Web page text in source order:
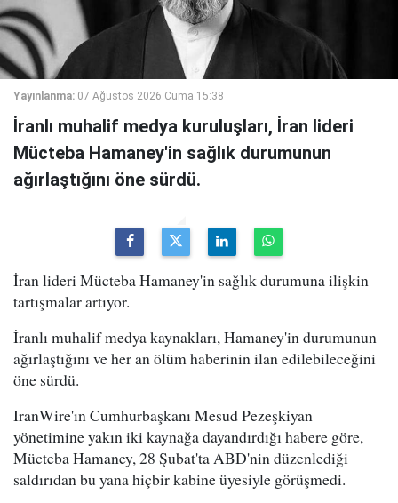
Yayınlanma: 07 Ağustos 2026 Cuma 15:38
İranlı muhalif medya kuruluşları, İran lideri
Mücteba Hamaney'in sağlık durumunun
ağırlaştığını öne sürdü.
İran lideri Mücteba Hamaney'in sağlık durumuna ilişkin
tartışmalar artıyor.
İranlı muhalif medya kaynakları, Hamaney'in durumunun
ağırlaştığını ve her an ölüm haberinin ilan edilebileceğini
öne sürdü.
IranWire'ın Cumhurbaşkanı Mesud Pezeşkiyan
yönetimine yakın iki kaynağa dayandırdığı habere göre,
Mücteba Hamaney, 28 Şubat'ta ABD'nin düzenlediği
saldırıdan bu yana hiçbir kabine üyesiyle görüşmedi.